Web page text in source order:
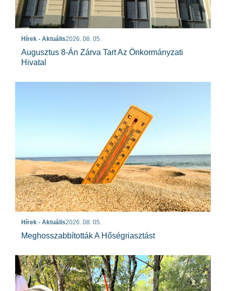
Hírek - Aktuális2026. 08. 05.
Augusztus 8-Án Zárva Tart Az Önkormányzati
Hivatal
Hírek - Aktuális2026. 08. 05.
Meghosszabbították A Hőségriasztást